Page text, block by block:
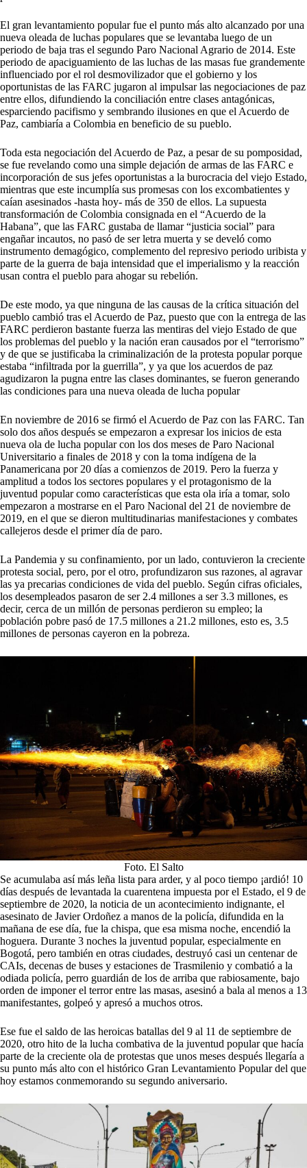
El gran levantamiento popular fue el punto más alto alcanzado por una
nueva oleada de luchas populares que se levantaba luego de un
periodo de baja tras el segundo Paro Nacional Agrario de 2014. Este
periodo de apaciguamiento de las luchas de las masas fue grandemente
influenciado por el rol desmovilizador que el gobierno y los
oportunistas de las FARC jugaron al impulsar las negociaciones de paz
entre ellos, difundiendo la conciliación entre clases antagónicas,
esparciendo pacifismo y sembrando ilusiones en que el Acuerdo de
Paz, cambiaría a Colombia en beneficio de su pueblo.
Toda esta negociación del Acuerdo de Paz, a pesar de su pomposidad,
se fue revelando como una simple dejación de armas de las FARC e
incorporación de sus jefes oportunistas a la burocracia del viejo Estado,
mientras que este incumplía sus promesas con los excombatientes y
caían asesinados -hasta hoy- más de 350 de ellos. La supuesta
transformación de Colombia consignada en el “Acuerdo de la
Habana”, que las FARC gustaba de llamar “justicia social” para
engañar incautos, no pasó de ser letra muerta y se develó como
instrumento demagógico, complemento del represivo periodo uribista y
parte de la guerra de baja intensidad que el imperialismo y la reacción
usan contra el pueblo para ahogar su rebelión.
De este modo, ya que ninguna de las causas de la crítica situación del
pueblo cambió tras el Acuerdo de Paz, puesto que con la entrega de las
FARC perdieron bastante fuerza las mentiras del viejo Estado de que
los problemas del pueblo y la nación eran causados por el “terrorismo”
y de que se justificaba la criminalización de la protesta popular porque
estaba “infiltrada por la guerrilla”, y ya que los acuerdos de paz
agudizaron la pugna entre las clases dominantes, se fueron generando
las condiciones para una nueva oleada de lucha popular
En noviembre de 2016 se firmó el Acuerdo de Paz con las FARC. Tan
solo dos años después se empezaron a expresar los inicios de esta
nueva ola de lucha popular con los dos meses de Paro Nacional
Universitario a finales de 2018 y con la toma indígena de la
Panamericana por 20 días a comienzos de 2019. Pero la fuerza y
amplitud a todos los sectores populares y el protagonismo de la
juventud popular como características que esta ola iría a tomar, solo
empezaron a mostrarse en el Paro Nacional del 21 de noviembre de
2019, en el que se dieron multitudinarias manifestaciones y combates
callejeros desde el primer día de paro.
La Pandemia y su confinamiento, por un lado, contuvieron la creciente
protesta social, pero, por el otro, profundizaron sus razones, al agravar
las ya precarias condiciones de vida del pueblo. Según cifras oficiales,
los desempleados pasaron de ser 2.4 millones a ser 3.3 millones, es
decir, cerca de un millón de personas perdieron su empleo; la
población pobre pasó de 17.5 millones a 21.2 millones, esto es, 3.5
millones de personas cayeron en la pobreza.
Foto. El Salto
Se acumulaba así más leña lista para arder, y al poco tiempo ¡ardió! 10
días después de levantada la cuarentena impuesta por el Estado, el 9 de
septiembre de 2020, la noticia de un acontecimiento indignante, el
asesinato de Javier Ordoñez a manos de la policía, difundida en la
mañana de ese día, fue la chispa, que esa misma noche, encendió la
hoguera. Durante 3 noches la juventud popular, especialmente en
Bogotá, pero también en otras ciudades, destruyó casi un centenar de
CAIs, decenas de buses y estaciones de Trasmilenio y combatió a la
odiada policía, perro guardián de los de arriba que rabiosamente, bajo
orden de imponer el terror entre las masas, asesinó a bala al menos a 13
manifestantes, golpeó y apresó a muchos otros.
Ese fue el saldo de las heroicas batallas del 9 al 11 de septiembre de
2020, otro hito de la lucha combativa de la juventud popular que hacía
parte de la creciente ola de protestas que unos meses después llegaría a
su punto más alto con el histórico Gran Levantamiento Popular del que
hoy estamos conmemorando su segundo aniversario.